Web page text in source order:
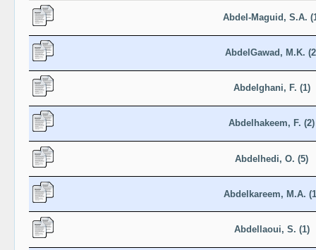
Abdel-Maguid, S.A.
AbdelGawad, M.K.
Abdelghani, F. (1)
Abdelhakeem, F. (2)
Abdelhedi, O. (5)
Abdelkareem, M.A.
Abdellaoui, S. (1)